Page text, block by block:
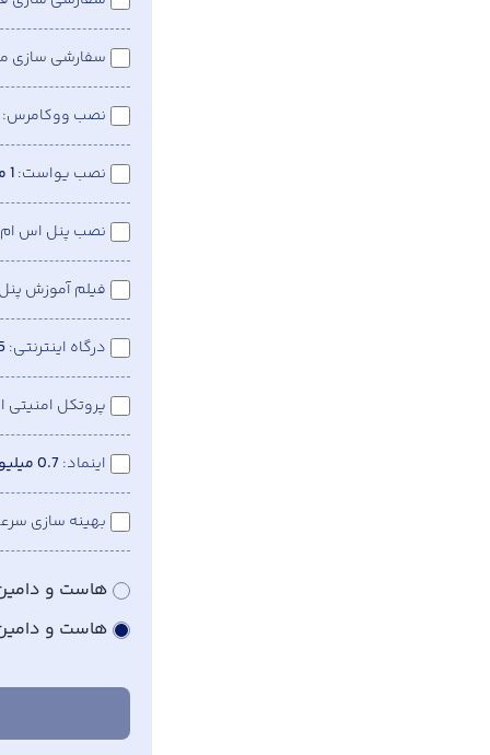
سفارشی سازی
نصب ووکامرس
نصب یواست 1 میلیون
نصب پنل اس
فیلم آموزش
درگاه اینترنتی
پروتکل
اینماد 0.7 میلیون
بهینه سازی
هاست و
هاست و